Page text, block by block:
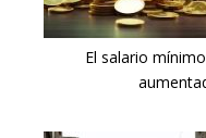
El salario